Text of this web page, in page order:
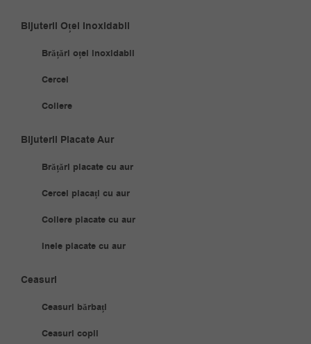
Bijuterii Oțel Inoxidabil
Brățări oțel inoxidabil
Cercei
Coliere
Bijuterii Placate Aur
Brățări placate cu aur
Cercei placați cu aur
Coliere placate cu aur
Inele placate cu aur
Ceasuri
Ceasuri bărbați
Ceasuri copii